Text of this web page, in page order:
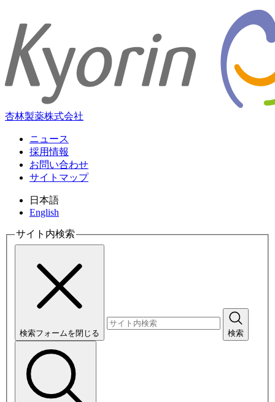
杏林製薬株式会社
ニュース
採用情報
お問い合わせ
サイトマップ
日本語
English
サイト内検索
検索フォームを閉じる 検索